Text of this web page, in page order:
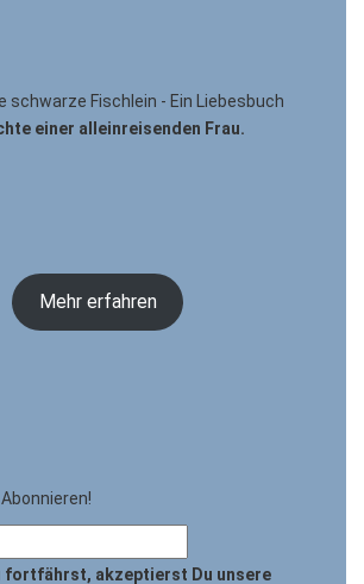
einer alleinreisenden Frau.
Mehr erfahren
fortfährst, akzeptierst Du unsere